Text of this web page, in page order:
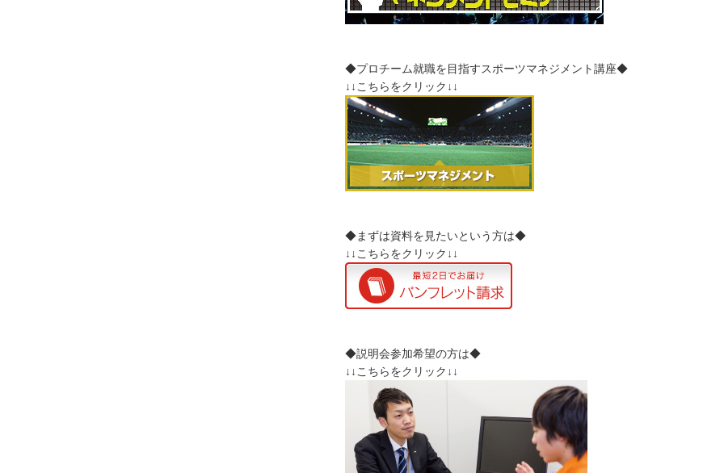
◆プロチーム就職を目指すスポーツマネジメント講座◆
↓↓こちらをクリック↓↓
◆まずは資料を見たいという方は◆
↓↓こちらをクリック↓↓
◆説明会参加希望の方は◆
↓↓こちらをクリック↓↓